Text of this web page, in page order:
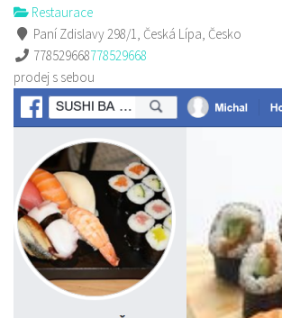
Restaurace
Paní Zdislavy 298/1, Česká Lípa, Česko
778529668778529668
prodej s sebou